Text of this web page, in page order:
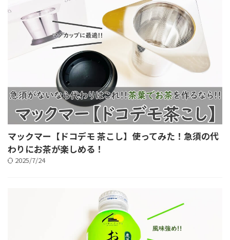
マックマー【ドコデモ 茶こし】使ってみた！急須の代
わりにお茶が楽しめる！
2025/7/24